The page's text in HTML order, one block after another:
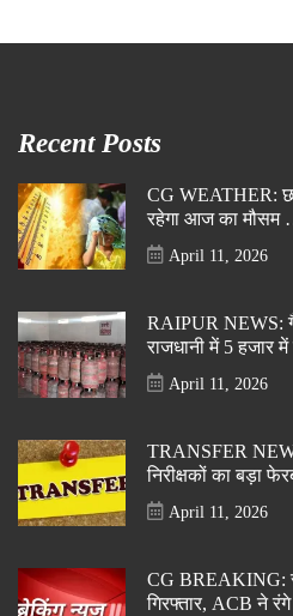
Recent Posts
CG WEATHER:
रहेगा आज का मौसम
April 11, 2026
RAIPUR NEWS:
राजधानी में 5 हजार
April 11, 2026
TRANSFER
निरीक्षकों का बड़ा
April 11, 2026
CG BREAKING:
गिरफ्तार, ACB ने